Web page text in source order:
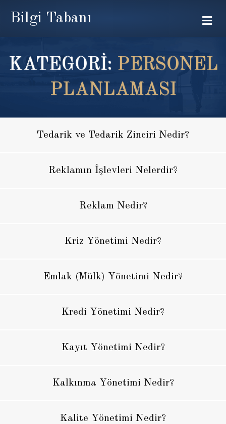
Bilgi Tabanı
KATEGORİ: PERSONEL
PLANLAMASI
Tedarik ve Tedarik Zinciri Nedir?
Reklamın İşlevleri Nelerdir?
Reklam Nedir?
Kriz Yönetimi Nedir?
Emlak (Mülk) Yönetimi Nedir?
Kredi Yönetimi Nedir?
Kayıt Yönetimi Nedir?
Kalkınma Yönetimi Nedir?
Kalite Yönetimi Nedir?